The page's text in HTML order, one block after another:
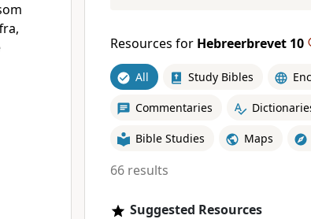
Resources for Hebreerbrevet 10
All Study Bibles
Commentaries
Bible Studies Maps
66 results
Suggested Resources